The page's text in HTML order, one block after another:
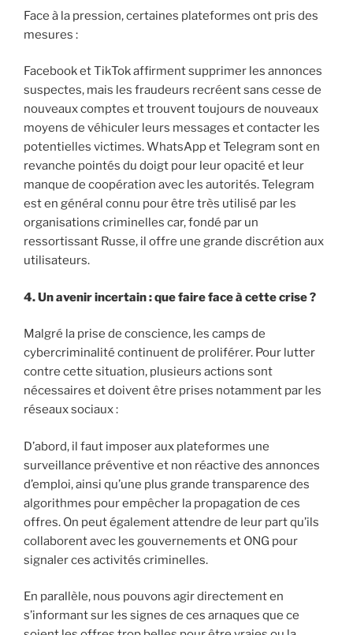
Face à la pression, certaines plateformes ont pris des
mesures :
Facebook et TikTok affirment supprimer les annonces
suspectes, mais les fraudeurs recréent sans cesse de
nouveaux comptes et trouvent toujours de nouveaux
moyens de véhiculer leurs messages et contacter les
potentielles victimes. WhatsApp et Telegram sont en
revanche pointés du doigt pour leur opacité et leur
manque de coopération avec les autorités. Telegram
est en général connu pour être très utilisé par les
organisations criminelles car, fondé par un
ressortissant Russe, il offre une grande discrétion aux
utilisateurs.
4. Un avenir incertain : que faire face à cette crise ?
Malgré la prise de conscience, les camps de
cybercriminalité continuent de proliférer. Pour lutter
contre cette situation, plusieurs actions sont
nécessaires et doivent être prises notamment par les
réseaux sociaux :
D’abord, il faut imposer aux plateformes une
surveillance préventive et non réactive des annonces
d’emploi, ainsi qu’une plus grande transparence des
algorithmes pour empêcher la propagation de ces
offres. On peut également attendre de leur part qu’ils
collaborent avec les gouvernements et ONG pour
signaler ces activités criminelles.
En parallèle, nous pouvons agir directement en
s’informant sur les signes de ces arnaques que ce